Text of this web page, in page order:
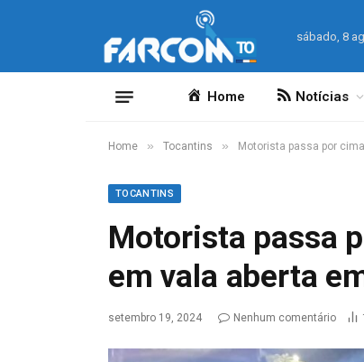
sábado, 8
Home Notícias
Home » Tocantins » Motorista passa por
TOCANTINS
Motorista passa
em vala aberta
setembro 19, 2024 Nenhum comentário 1